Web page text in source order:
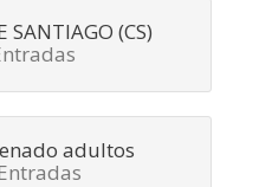
SANTIAGO (CS)
adultos